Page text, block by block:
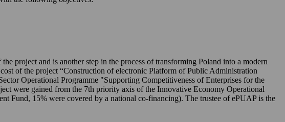
na ePUAP-ie,
kwietnia 2016 r. w sprawie ochrony osób
przepływu takich danych oraz
project and is another step in the process of transforming Poland into a modern
of the project “Construction of electronic Platform of Public Administration
Operational Programme "Supporting Competitiveness of Enterprises for the
were gained from the 7th priority axis of the Innovative Economy Operational
Fund, 15% were covered by a national co-financing). The trustee of ePUAP is the